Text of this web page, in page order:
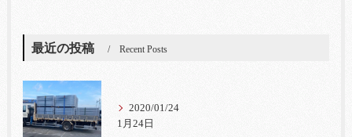
最近の投稿 Recent Posts
2020/01/24
1月24日